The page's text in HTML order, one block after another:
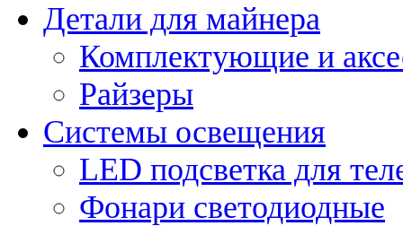
Детали для майнера
Комплектующие и
Райзеры
Системы освещения
LED подсветка для
Фонари светодиодные